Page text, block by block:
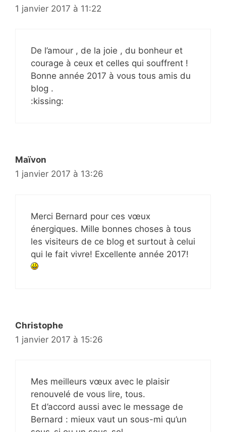
1 janvier 2017 à 11:22
De l’amour , de la joie , du bonheur et
courage à ceux et celles qui souffrent !
Bonne année 2017 à vous tous amis du
blog .
:kissing:
Maïvon
1 janvier 2017 à 13:26
Merci Bernard pour ces vœux
énergiques. Mille bonnes choses à tous
les visiteurs de ce blog et surtout à celui
qui le fait vivre! Excellente année 2017!
Christophe
1 janvier 2017 à 15:26
Mes meilleurs vœux avec le plaisir
renouvelé de vous lire, tous.
Et d’accord aussi avec le message de
Bernard : mieux vaut un sous-mi qu’un